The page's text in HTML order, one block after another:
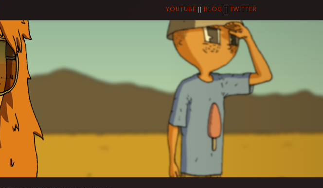
YOUTUBE BLOG TWITTER